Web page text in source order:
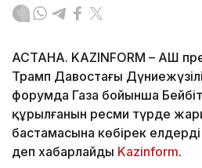
АСТАНА. KAZINFORM – АҚШ
Трамп Давостағы
форумда Газа бойынша
құрылғанын ресми түрде
бастамасына көбірек
деп хабарлайды Kazinform.